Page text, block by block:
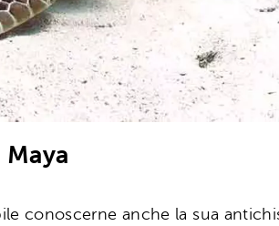
conoscerne anche la sua